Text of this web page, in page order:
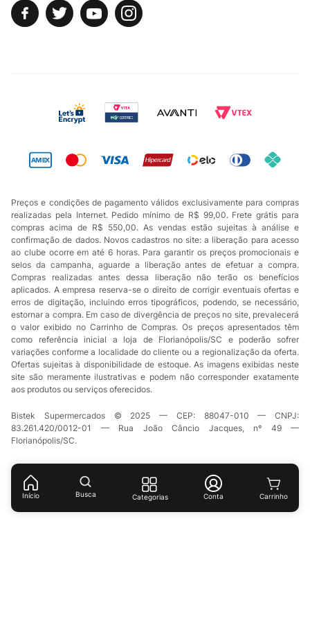
Início Busca Categorias Conta
Preços e condições de pagamento válidos exclusivamente para compras
realizadas pela Internet. Pedido mínimo de R$ 99,00. Frete grátis para
compras acima de R$ 550,00. As vendas estão sujeitas à análise e
confirmação de dados. Novos cadastros no site: a liberação para acesso
ao clube ocorre em até 6 horas. Para garantir os preços promocionais e
selos da campanha, aguarde a liberação antes de efetuar a compra.
Compras realizadas antes dessa liberação não terão os benefícios
aplicados. A empresa reserva-se o direito de corrigir eventuais ofertas e
erros de digitação, incluindo erros tipográficos, podendo, se necessário,
estornar a compra. Em caso de divergência de preços no site, prevalecerá
o valor exibido no Carrinho de Compras. Os preços apresentados têm
como referência inicial a loja de Florianópolis/SC e poderão sofrer
variações conforme a localidade do cliente ou a regionalização da oferta.
Ofertas sujeitas à disponibilidade de estoque. As imagens exibidas neste
site são meramente ilustrativas e podem não corresponder exatamente
aos produtos ou serviços oferecidos.
Bistek Supermercados © 2025 — CEP: 88047-010 — CNPJ:
83.261.420/0012-01 — Rua João Câncio Jacques, nº 49 —
Florianópolis/SC.